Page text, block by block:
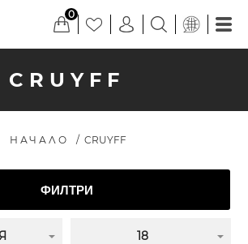
0
CRUYFF
НАЧАЛО / CRUYFF
ФИЛТРИ
18